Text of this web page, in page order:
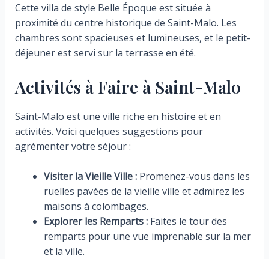
Cette villa de style Belle Époque est située à
proximité du centre historique de Saint-Malo. Les
chambres sont spacieuses et lumineuses, et le petit-
déjeuner est servi sur la terrasse en été.
Activités à Faire à Saint-Malo
Saint-Malo est une ville riche en histoire et en
activités. Voici quelques suggestions pour
agrémenter votre séjour :
Visiter la Vieille Ville :Promenez-vous dans les
ruelles pavées de la vieille ville et admirez les
maisons à colombages.
Explorer les Remparts :Faites le tour des
remparts pour une vue imprenable sur la mer
et la ville.